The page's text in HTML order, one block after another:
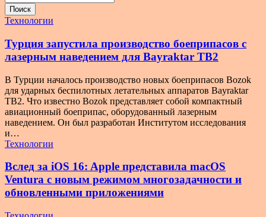
Поиск
Технологии
Турция запустила производство боеприпасов с
лазерным наведением для Bayraktar TB2
В Турции началось производство новых боеприпасов Bozok
для ударных беспилотных летательных аппаратов Bayraktar
TB2. Что известно Bozok представляет собой компактный
авиационный боеприпас, оборудованный лазерным
наведением. Он был разработан Институтом исследования
и…
Технологии
Вслед за iOS 16: Apple представила macOS
Ventura с новым режимом многозадачности и
обновленными приложениями